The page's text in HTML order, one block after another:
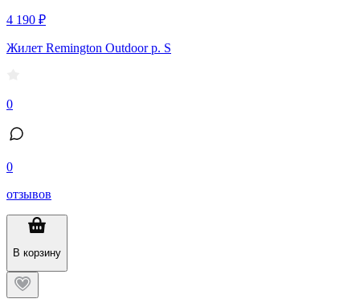
4 190 ₽
Жилет Remington Outdoor р. S
0
0
отзывов
В корзину